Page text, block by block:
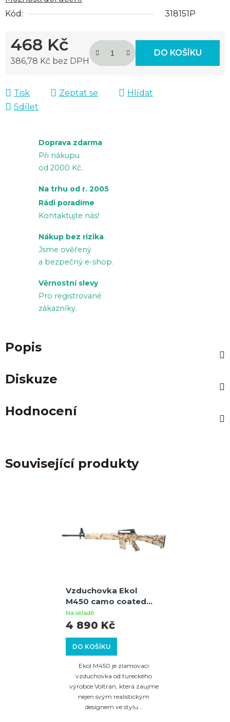
Kód:
318151P
468 Kč
386,78 Kč bez DPH
DO KOŠÍKU
Tisk Zeptat se
Hlídat
Sdílet
Doprava zdarma
Při nákupu
od 2000 Kč.
Na trhu od r. 2005
Rádi poradíme
Kontaktujte nás!
Nákup bez rizika
Jsme ověřený
a bezpečný e-shop.
Věrnostní slevy
Pro registrované
zákazníky.
Popis
Diskuze
Hodnocení
Související produkty
Vzduchovka Ekol
M450 camo coated
cal.4,5mm
Na skladě
DO KOŠÍKU
4 890 Kč
Ekol M450 je zlamovací
vzduchovka od tureckého
výrobce Voltran, která zaujme
nejen svým realistickým
designem ve stylu...